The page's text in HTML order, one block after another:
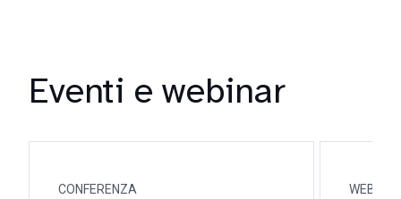
Eventi e webinar
CONFERENZA